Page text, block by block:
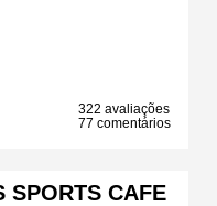
322 avaliações
77 comentários
SPORTS CAFE